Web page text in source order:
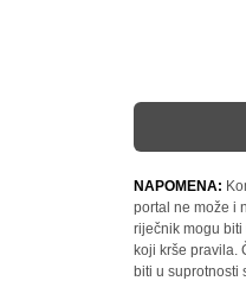
NAPOMENA:
portal ne može i
riječnik mogu
koji krše pravila.
biti u suprotnosti